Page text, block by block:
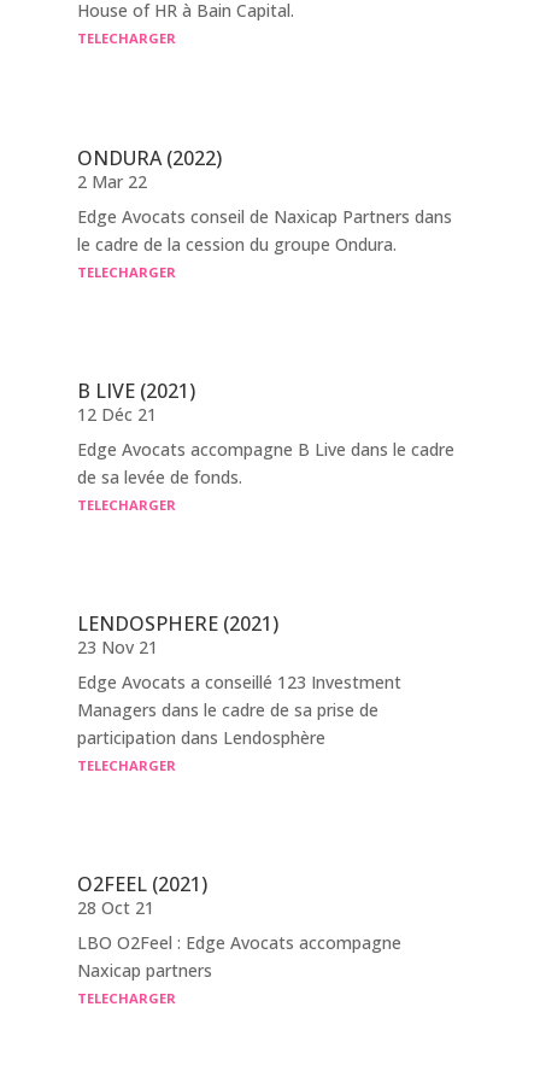
House of HR à Bain Capital.
TELECHARGER
ONDURA (2022)
2 Mar 22
Edge Avocats conseil de Naxicap Partners dans
le cadre de la cession du groupe Ondura.
TELECHARGER
B LIVE (2021)
12 Déc 21
Edge Avocats accompagne B Live dans le cadre
de sa levée de fonds.
TELECHARGER
LENDOSPHERE (2021)
23 Nov 21
Edge Avocats a conseillé 123 Investment
Managers dans le cadre de sa prise de
participation dans Lendosphère
TELECHARGER
O2FEEL (2021)
28 Oct 21
LBO O2Feel : Edge Avocats accompagne
Naxicap partners
TELECHARGER